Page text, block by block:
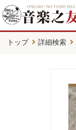
トップ 詳細検索